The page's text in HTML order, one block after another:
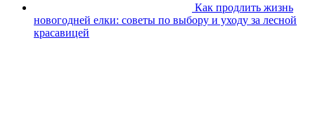
Как продлить жизнь
новогодней елки: советы по выбору и уходу за лесной
красавицей